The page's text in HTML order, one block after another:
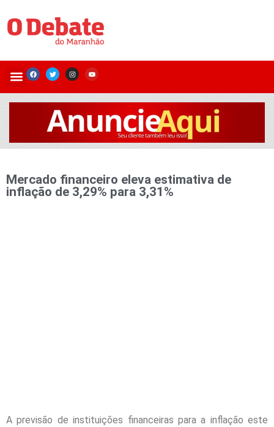
Mercado financeiro eleva estimativa de
inflação de 3,29% para 3,31%
A previsão de instituições financeiras para a inflação este